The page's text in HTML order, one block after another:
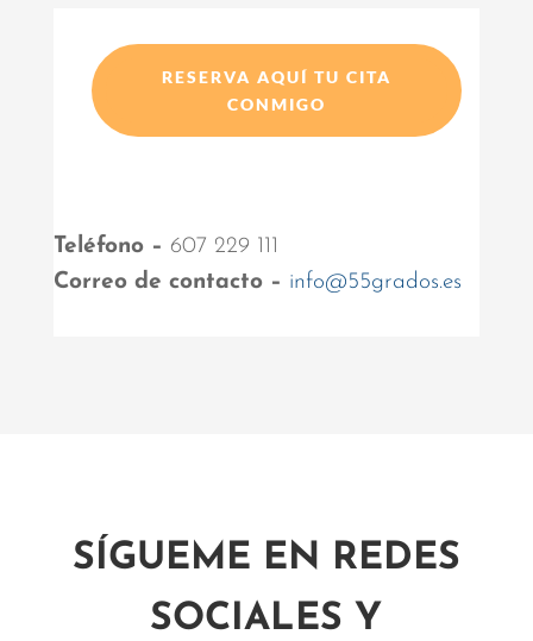
RESERVA AQUÍ TU CITA
CONMIGO
Teléfono – 607 229 111
Correo de contacto – info@55grados.es
SÍGUEME EN REDES
SOCIALES Y